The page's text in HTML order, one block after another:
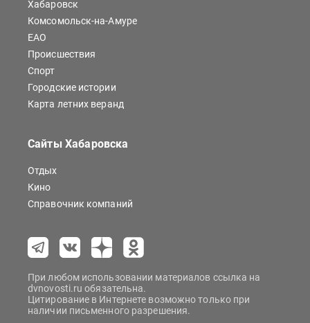
Хабаровск
Комсомольск-на-Амуре
ЕАО
Происшествия
Спорт
Городские истории
Карта летних веранд
Сайты Хабаровска
Отдых
Кино
Справочник компаний
При любом использовании материалов ссылка на
dvnovosti.ru обязательна.
Цитирование в Интернете возможно только при
наличии письменного разрешения.